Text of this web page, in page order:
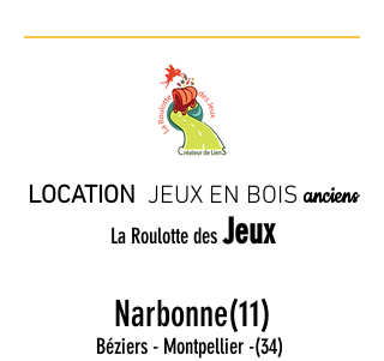
LOCATION JEUX EN BOIS anciens
La Roulotte des Jeux
Narbonne(11)
Béziers - Montpellier -(34)